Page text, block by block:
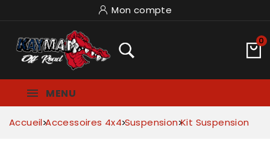
Mon compte
0
MENU
Accueil Accessoires 4x4 Suspension Kit Suspension